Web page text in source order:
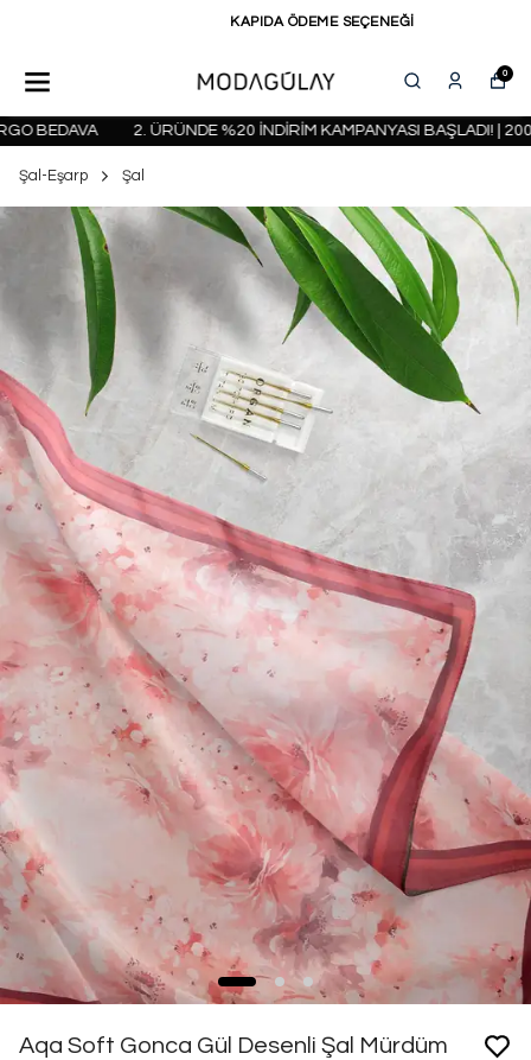
KAPIDA ÖDEME SEÇENEĞİ
0
2. ÜRÜNDE %20 İNDİRİM KAMPANYASI BAŞLADI! | 2000
Şal-Eşarp Şal
Aqa Soft Gonca Gül Desenli Şal Mürdüm